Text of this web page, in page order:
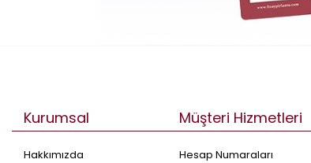
Kurumsal
Hakkımızda
Müşteri Hizmetleri
Hesap Numaraları